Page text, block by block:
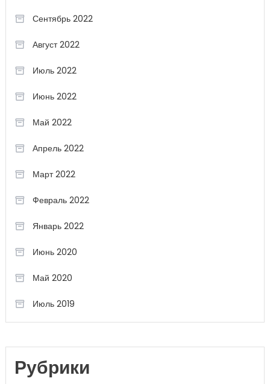
Сентябрь 2022
Август 2022
Июль 2022
Июнь 2022
Май 2022
Апрель 2022
Март 2022
Февраль 2022
Январь 2022
Июнь 2020
Май 2020
Июль 2019
Рубрики